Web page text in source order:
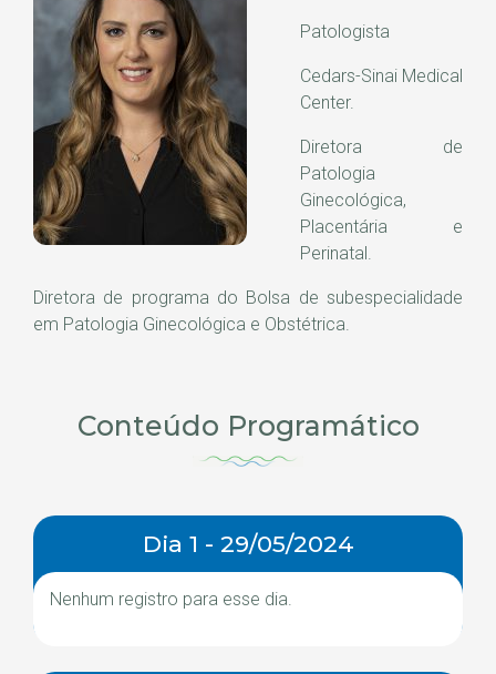
Patologista
Cedars-Sinai Medical
Center.
Diretora de
Patologia
Ginecológica,
Placentária e
Perinatal.
Diretora de programa do Bolsa de subespecialidade
em Patologia Ginecológica e Obstétrica.
Conteúdo Programático
Dia 1 - 29/05/2024
Nenhum registro para esse dia.